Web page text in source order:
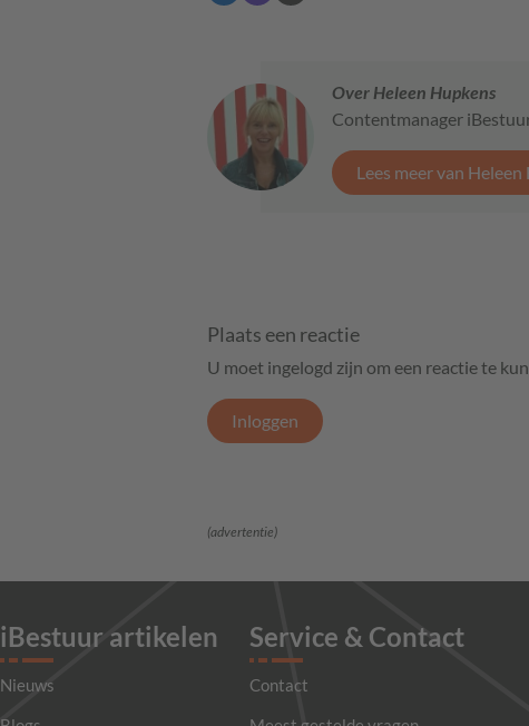
Over Heleen Hupkens
Contentmanager
Lees meer van Heleen
Plaats een reactie
U moet ingelogd zijn om een reactie te
Inloggen
(advertentie)
iBestuur artikelen
Nieuws
Service & Contact
Contact